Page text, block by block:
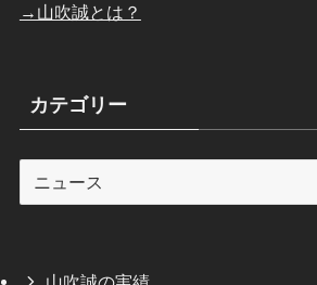
→山吹誠とは？
カテゴリー
テ
ー